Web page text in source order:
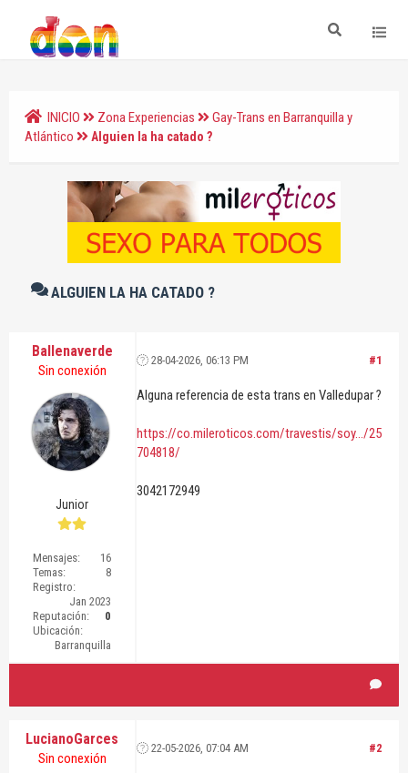
INICIO Zona Experiencias
Gay-Trans en Barranquilla y
Atlántico
Alguien la ha catado ?
ALGUIEN LA HA CATADO ?
Ballenaverde
Sin conexión
Junior
Mensajes:
16
Temas:
8
Registro:
Jan 2023
Reputación:
0
Ubicación:
Barranquilla
#1
28-04-2026, 06:13 PM
Alguna referencia de esta trans en Valledupar ?
https://co.mileroticos.com/travestis/soy.../25
704818/
3042172949
LucianoGarces
Sin conexión
#2
22-05-2026, 07:04 AM